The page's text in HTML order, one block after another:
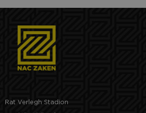
Rat Verlegh Stadion